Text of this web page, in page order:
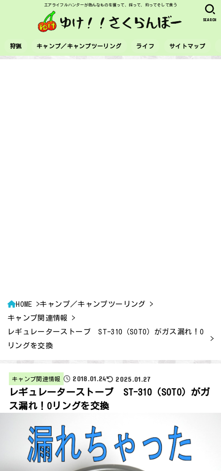
エアライフルハンターが色んなものを獲って、採って、釣ってそして食う
狩猟 キャンプ／キャンプツーリング ライフ サイトマップ
SEARCH
HOME
キャンプ／キャンプツーリング
キャンプ関連情報
レギュレーターストーブ ST-310（SOTO）がガス漏れ！O
リングを交換
キャンプ関連情報 2018.01.24 2025.01.27
レギュレーターストーブ ST-310（SOTO）がガ
ス漏れ！Oリングを交換